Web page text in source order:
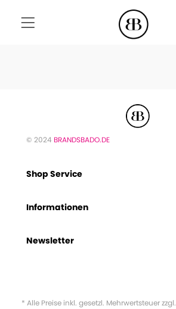
© 2024 BRANDSBADO.DE
Shop Service
Informationen
Newsletter
* Alle Preise inkl. gesetzl. Mehrwertsteuer zzgl.